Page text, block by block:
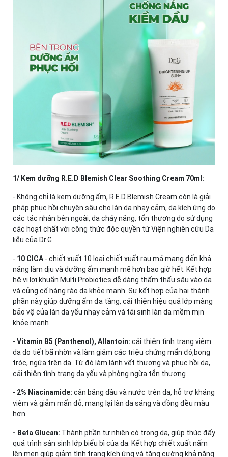
1/ Kem dưỡng R.E.D Blemish Clear Soothing Cream 70ml:
- Không chỉ là kem dưỡng ẩm, R.E.D Blemish Cream còn là giải
pháp phục hồi chuyên sâu cho làn da nhạy cảm, da kích ứng do
các tác nhân bên ngoài, da cháy nắng, tổn thương do sử dụng
các hoạt chất với công thức độc quyền từ Viện nghiên cứu Da
liễu của Dr.G
- 10 CICA - chiết xuất 10 loại chiết xuất rau má mang đến khả
năng làm dịu và dưỡng ẩm mạnh mẽ hơn bao giờ hết. Kết hợp
hệ vi lợi khuẩn Multi Probiotics dễ dàng thẩm thấu sâu vào da
và củng cố hàng rào da khỏe mạnh. Sự kết hợp của hai thành
phần này giúp dưỡng ẩm đa tầng, cải thiện hiệu quả lớp màng
bảo vệ của làn da yếu nhạy cảm và tái sinh làn da mềm mịn
khỏe mạnh
- Vitamin B5 (Panthenol), Allantoin: cải thiện tình trạng viêm
da do tiết bã nhờn và làm giảm các triệu chứng mẩn đỏ,bong
tróc, ngứa trên da. Từ đó làm lành vết thương và phục hồi da,
cải thiện tình trạng da yếu và phòng ngừa tổn thương
- 2% Niacinamide: cân bằng dầu và nước trên da, hỗ trợ kháng
viêm và giảm mẩn đỏ, mang lại làn da sáng và đồng đều màu
hơn.
- Beta Glucan: Thành phần tự nhiên có trong da, giúp thúc đẩy
quá trình sản sinh lớp biểu bì của da. Kết hợp chiết xuất nấm
lên men giúp giảm tình trạng kích ứng và tăng cường khả năng